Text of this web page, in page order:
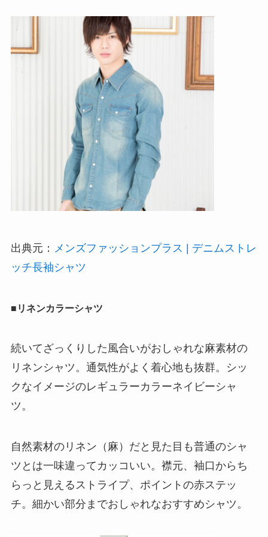
出典元： メンズファッションプラス | デニムストレ
ッチ長袖シャツ
■リネンカラーシャツ
続いてざっくりした風合いがおしゃれな麻素材の
リネンシャツ。通気性がよく着心地も抜群。シッ
クなイメージのレギュラーカラーネイビーシャ
ツ。
自然素材のリネン（麻）だと見た目も普通のシャ
ツとは一味違ってカッコいい。襟元、袖口からち
らっと見えるストライプ、ポイントの赤ステッ
チ。細かい部分までおしゃれなおすすめシャツ。